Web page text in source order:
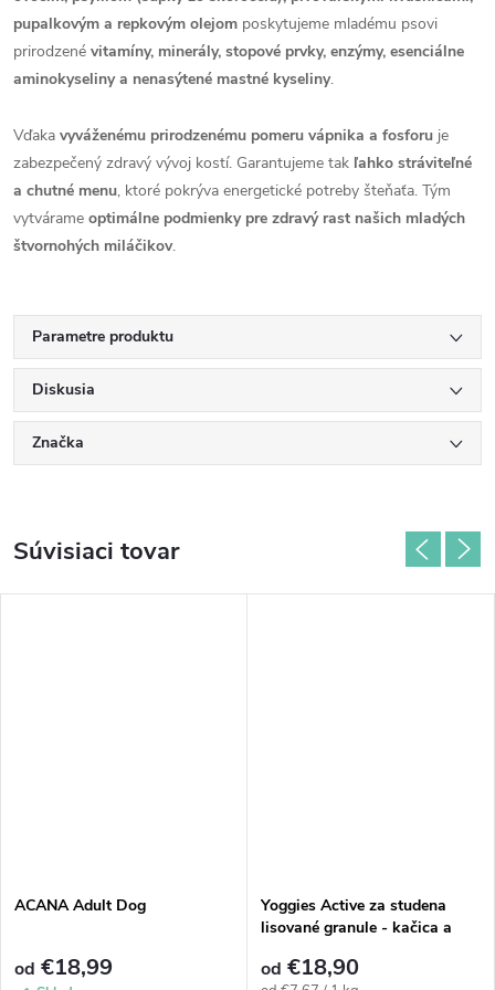
pupalkovým a repkovým olejom poskytujeme mladému psovi
prirodzené vitamíny, minerály, stopové prvky, enzýmy, esenciálne
aminokyseliny a nenasýtené mastné kyseliny.
Vďaka vyváženému prirodzenému pomeru vápnika a fosforu je
zabezpečený zdravý vývoj kostí. Garantujeme tak ľahko stráviteľné
a chutné menu, ktoré pokrýva energetické potreby šteňaťa. Tým
vytvárame optimálne podmienky pre zdravý rast našich mladých
štvornohých miláčikov.
Parametre produktu
Diskusia
Značka
Súvisiaci tovar
ACANA Adult Dog
od €18,99
Yoggies Active za studena
lisované granule - kačica a
od €18,90